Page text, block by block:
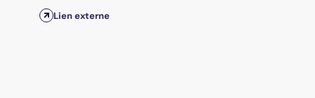
Lien externe